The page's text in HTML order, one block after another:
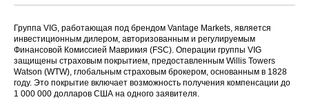
Группа VIG, работающая под брендом Vantage Markets, является
инвестиционным дилером, авторизованным и регулируемым
Финансовой Комиссией Маврикия (FSC). Операции группы VIG
защищены страховым покрытием, предоставленным Willis Towers
Watson (WTW), глобальным страховым брокером, основанным в 1828
году. Это покрытие включает возможность получения компенсации до
1 000 000 долларов США на одного заявителя.